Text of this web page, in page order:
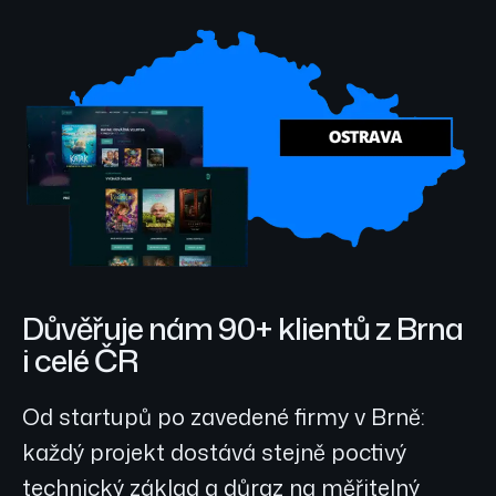
Důvěřuje nám 90+ klientů z Brna
i celé ČR
Od startupů po zavedené firmy v Brně:
každý projekt dostává stejně poctivý
technický základ a důraz na měřitelný